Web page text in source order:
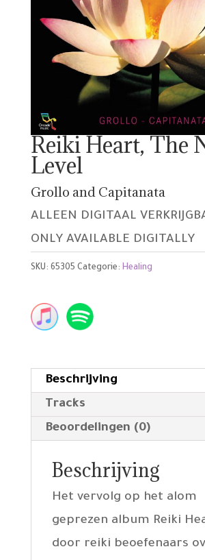
Reiki Heart, The
Level
Grollo and Capitanata
ALLEEN DIGITAAL
ONLY AVAILABLE DIGITALLY
SKU: 65305 Categorie: Healing
Beschrijving
Tracks
Beoordelingen (0)
Beschrijving
Het vervolg op het alom
geprezen album Reiki
door reiki beoefenaars